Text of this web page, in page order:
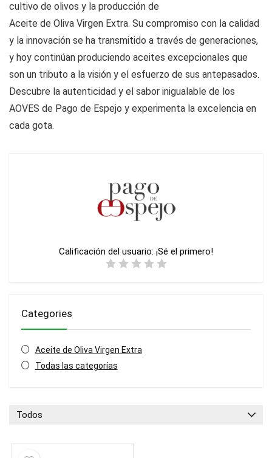
cultivo de olivos y la producción de
Aceite de Oliva Virgen Extra. Su compromiso con la calidad
y la innovación se ha transmitido a través de generaciones,
y hoy continúan produciendo aceites excepcionales que
son un tributo a la visión y el esfuerzo de sus antepasados.
Descubre la autenticidad y el sabor inigualable de los
AOVES de Pago de Espejo y experimenta la excelencia en
cada gota.
Calificación del usuario: ¡Sé el primero!
Categories
Aceite de Oliva Virgen Extra
Todas las categorías
Todos